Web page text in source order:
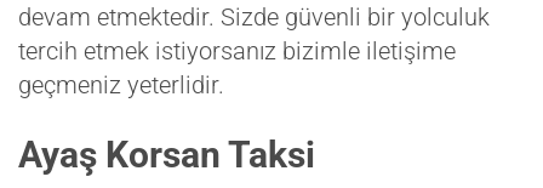
devam etmektedir. Sizde güvenli bir yolculuk
tercih etmek istiyorsanız bizimle iletişime
geçmeniz yeterlidir.
Ayaş Korsan Taksi